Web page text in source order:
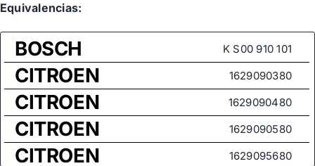
Equivalencias:
BOSCH K S00 910 101
CITROEN 1629090380
CITROEN 1629090480
CITROEN 1629090580
CITROEN 1629095680